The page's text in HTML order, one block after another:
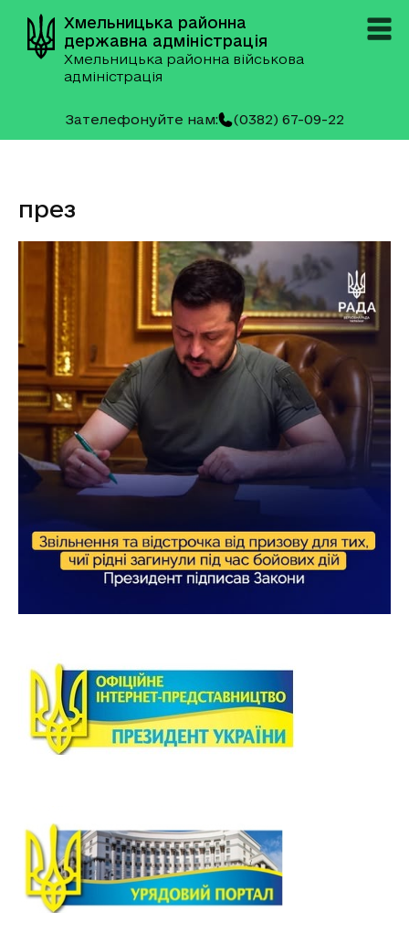
Хмельницька районна
державна адміністрація
Хмельницька районна військова
адміністрація
Зателефонуйте нам: (0382) 67-09-22
през